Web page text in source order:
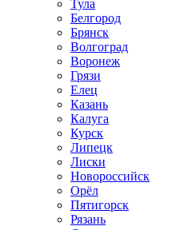
Тула
Белгород
Брянск
Волгоград
Воронеж
Грязи
Елец
Казань
Калуга
Курск
Липецк
Лиски
Новороссийск
Орёл
Пятигорск
Рязань